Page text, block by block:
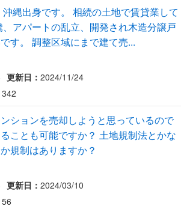
縄出身です。 相続の土地で賃貸業して
アパートの乱立、開発され木造分譲戸
す。 調整区域にまで建て売...
更新日： 2024/11/24
342
ションを売却しようと思っているので
ことも可能ですか？ 土地規制法とかな
規制はありますか？
更新日： 2024/03/10
56